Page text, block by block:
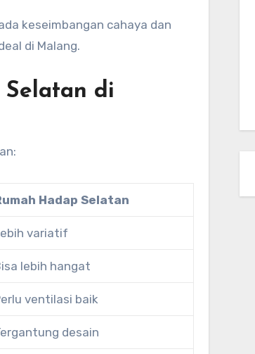
keseimbangan cahaya dan
di Malang.
di
Hadap Selatan
variatif
lebih hangat
ventilasi baik
desain